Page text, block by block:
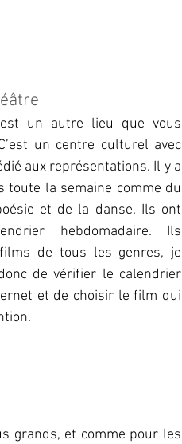
est un autre lieu que vous
un centre culturel avec
aux représentations. Il y a
toute la semaine comme du
et de la danse. Ils ont
hebdomadaire. Ils
de tous les genres, je
de vérifier le calendrier
et de choisir le film qui
grands, et comme pour les